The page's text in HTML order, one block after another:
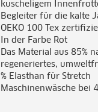
kuscheligem
Begleiter für die kalte
OEKO 100 Tex
In der Farbe Rot
Das Material aus 85%
regeneriertes,
% Elasthan für Stretch
Maschinenwäsche bei